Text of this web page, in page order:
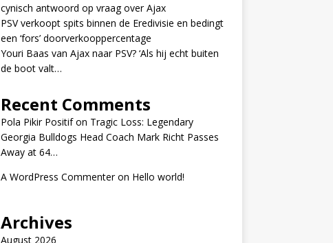
cynisch antwoord op vraag over Ajax
PSV verkoopt spits binnen de Eredivisie en bedingt
een ‘fors’ doorverkooppercentage
Youri Baas van Ajax naar PSV? ‘Als hij echt buiten
de boot valt…
Recent Comments
Pola Pikir Positifon Tragic Loss: Legendary
Georgia Bulldogs Head Coach Mark Richt Passes
Away at 64…
A WordPress Commenteron Hello world!
Archives
August 2026